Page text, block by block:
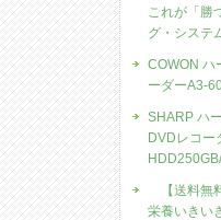
これが「勝
グ・システ
COWON ハ
ーダーA3-
SHARP ハ
DVDレコー
【送料無
栄養いきい